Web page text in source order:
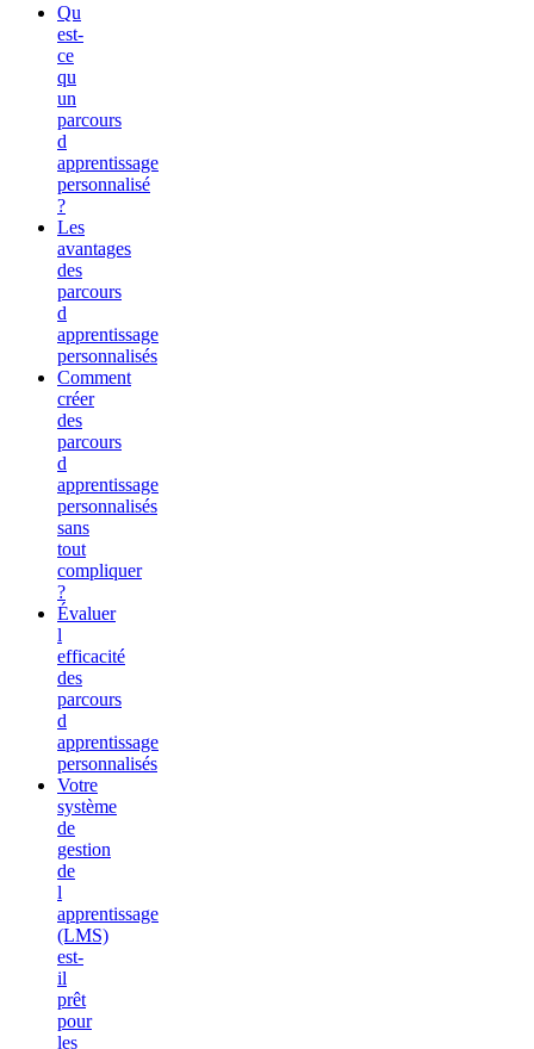
Qu
est-
ce
qu
un
parcours
d
apprentissage
personnalisé
?
Les
avantages
des
parcours
d
apprentissage
personnalisés
Comment
créer
des
parcours
d
apprentissage
personnalisés
sans
tout
compliquer
?
Évaluer
l
efficacité
des
parcours
d
apprentissage
personnalisés
Votre
système
de
gestion
de
l
apprentissage
(LMS)
est-
il
prêt
pour
les